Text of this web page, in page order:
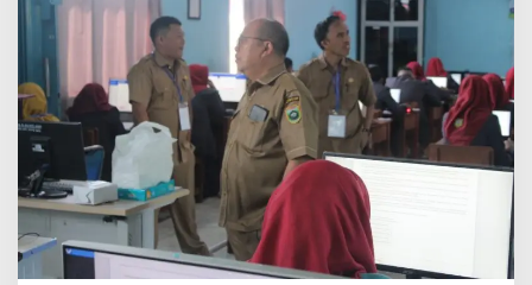
A
S
M
A
N
1
3
P
l
e
m